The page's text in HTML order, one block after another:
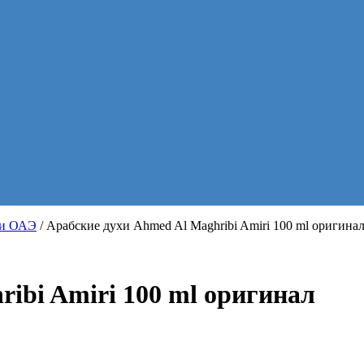
ОАЭ / Арабские духи Ahmed Al Maghribi Amiri 100 ml оригинал
Amiri 100 ml оригинал